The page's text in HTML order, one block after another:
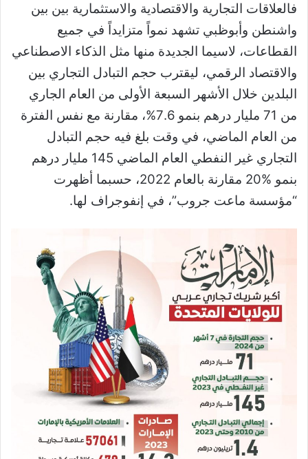
فالعلاقات التجارية والاقتصادية والاستثمارية بين بين
واشنطن وأبوظبي تشهد نمواً متزايداً في جميع
القطاعات، لاسيما الجديدة منها مثل الذكاء الاصطناعي
والاقتصاد الرقمي، ليقترب حجم التبادل التجاري بين
البلدين خلال الأشهر السبعة الأولى من العام الجاري
من 71 مليار درهم بنمو 7.6%، مقارنة مع نفس الفترة
من العام الماضي، في وقت بلغ فيه حجم التبادل
التجاري غير النفطي العام الماضي 145 مليار درهم
بنمو %20 مقارنة بالعام 2022، حسبما أظهرت
“مؤسسة ماعت جروب”، في إنفوجراف لها.